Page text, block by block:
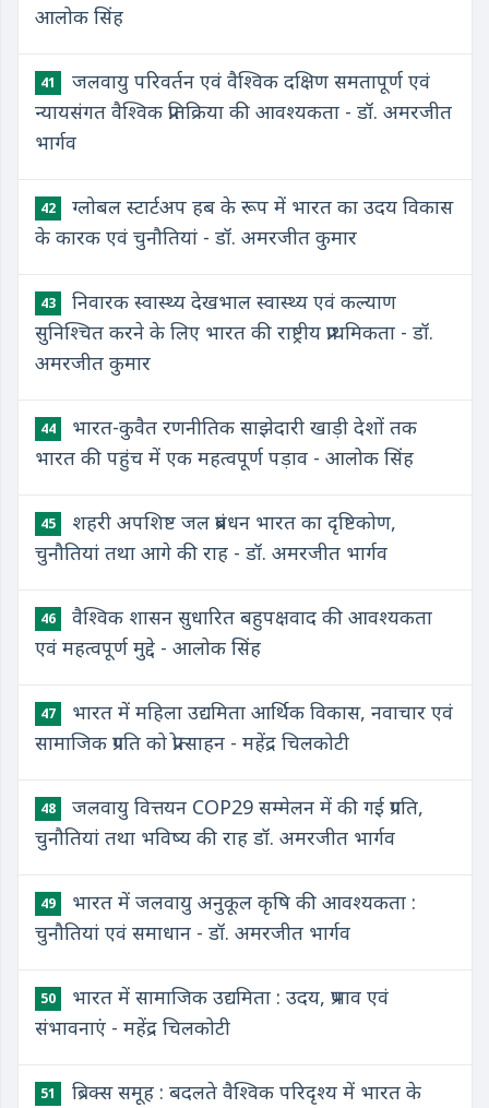
आलोक सिंह
41
जलवायु परिवर्तन एवं वैश्विक दक्षिण समतापूर्ण एवं
न्यायसंगत वैश्विक प्रतिक्रिया की आवश्यकता - डॉ. अमरजीत
भार्गव
42
ग्लोबल स्टार्टअप हब के रूप में भारत का उदय विकास
के कारक एवं चुनौतियां - डॉ. अमरजीत कुमार
43
निवारक स्वास्थ्य देखभाल स्वास्थ्य एवं कल्याण
सुनिश्चित करने के लिए भारत की राष्ट्रीय प्राथमिकता - डॉ.
अमरजीत कुमार
44
भारत-कुवैत रणनीतिक साझेदारी खाड़ी देशों तक
भारत की पहुंच में एक महत्वपूर्ण पड़ाव - आलोक सिंह
45
शहरी अपशिष्ट जल प्रबंधन भारत का दृष्टिकोण,
चुनौतियां तथा आगे की राह - डॉ. अमरजीत भार्गव
46
वैश्विक शासन सुधारित बहुपक्षवाद की आवश्यकता
एवं महत्वपूर्ण मुद्दे - आलोक सिंह
47
भारत में महिला उद्यमिता आर्थिक विकास, नवाचार एवं
सामाजिक प्रगति को प्रोत्साहन - महेंद्र चिलकोटी
48
जलवायु वित्तयन COP29 सम्मेलन में की गई प्रगति,
चुनौतियां तथा भविष्य की राह डॉ. अमरजीत भार्गव
49
भारत में जलवायु अनुकूल कृषि की आवश्यकता :
चुनौतियां एवं समाधान - डॉ. अमरजीत भार्गव
50
भारत में सामाजिक उद्यमिता : उदय, प्रभाव एवं
संभावनाएं - महेंद्र चिलकोटी
51
ब्रिक्स समूह : बदलते वैश्विक परिदृश्य में भारत के